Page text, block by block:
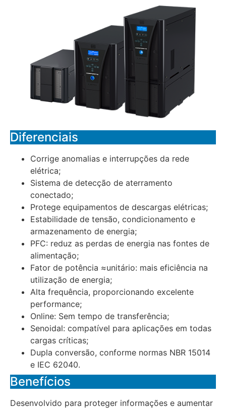
Diferenciais
Corrige anomalias e interrupções da rede
elétrica;
Sistema de detecção de aterramento
conectado;
Protege equipamentos de descargas elétricas;
Estabilidade de tensão, condicionamento e
armazenamento de energia;
PFC: reduz as perdas de energia nas fontes de
alimentação;
Fator de potência ≈unitário: mais eficiência na
utilização de energia;
Alta frequência, proporcionando excelente
performance;
Online: Sem tempo de transferência;
Senoidal: compatível para aplicações em todas
cargas críticas;
Dupla conversão, conforme normas NBR 15014
e IEC 62040.
Benefícios
Desenvolvido para proteger informações e aumentar